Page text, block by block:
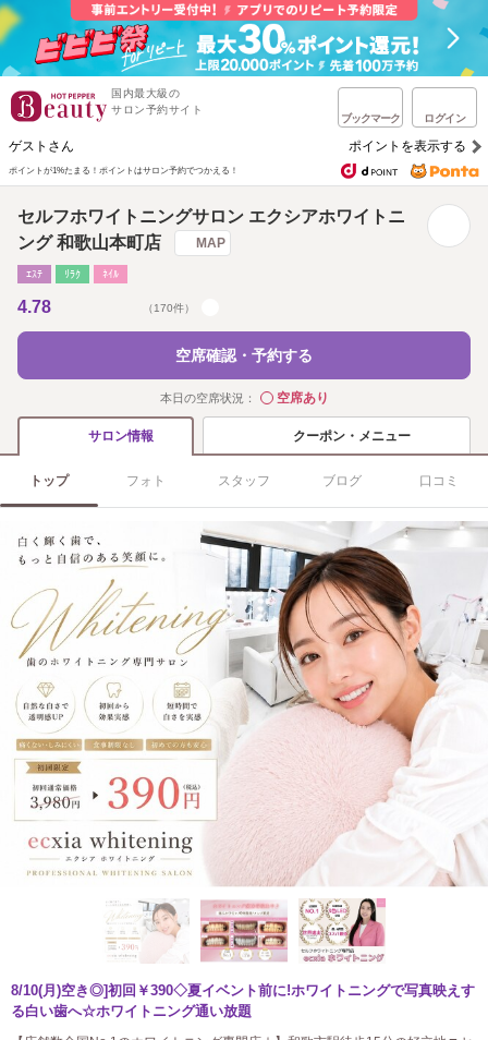
国内最大級の
サロン予約サイト
ブックマーク ログイン
ゲストさん ポイントを表示する
ポイントが1%たまる！ ポイントはサロン予約でつかえる！
セルフホワイトニングサロン エクシアホワイトニ
ング 和歌山本町店
MAP
ｴｽﾃ ﾘﾗｸ ﾈｲﾙ
4.78 （170件）
空席確認・予約する
本日の空席状況： ◯空席あり
サロン情報 クーポン・メニュー
トップ フォト スタッフ ブログ 口コミ
8/10(月)空き◎]初回￥390◇夏イベント前に!ホワイトニングで写真映えす
る白い歯へ☆ホワイトニング通い放題